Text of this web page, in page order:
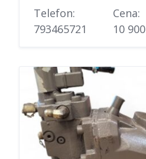
Telefon:
793465721
Cena:
10 900